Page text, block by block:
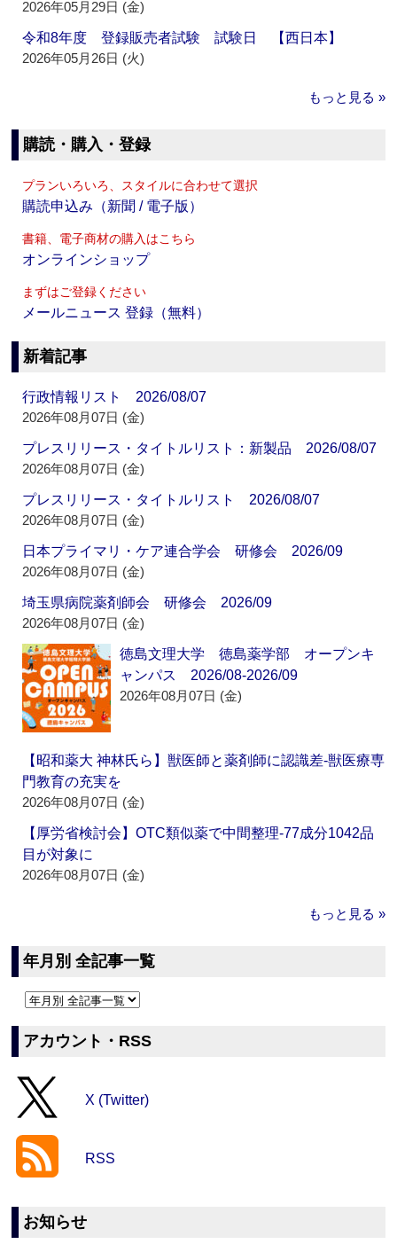
2026年05月29日 (金)
令和8年度 登録販売者試験 試験日 【西日本】
2026年05月26日 (火)
もっと見る »
購読・購入・登録
プランいろいろ、スタイルに合わせて選択
購読申込み（新聞 / 電子版）
書籍、電子商材の購入はこちら
オンラインショップ
まずはご登録ください
メールニュース 登録（無料）
新着記事
行政情報リスト 2026/08/07
2026年08月07日 (金)
プレスリリース・タイトルリスト：新製品 2026/08/07
2026年08月07日 (金)
プレスリリース・タイトルリスト 2026/08/07
2026年08月07日 (金)
日本プライマリ・ケア連合学会 研修会 2026/09
2026年08月07日 (金)
埼玉県病院薬剤師会 研修会 2026/09
2026年08月07日 (金)
徳島文理大学 徳島薬学部 オープンキ
ャンパス 2026/08-2026/09
2026年08月07日 (金)
【昭和薬大 神林氏ら】獣医師と薬剤師に認識差‐獣医療専
門教育の充実を
2026年08月07日 (金)
【厚労省検討会】OTC類似薬で中間整理‐77成分1042品
目が対象に
2026年08月07日 (金)
もっと見る »
年月別 全記事一覧
アカウント・RSS
X (Twitter)
RSS
お知らせ